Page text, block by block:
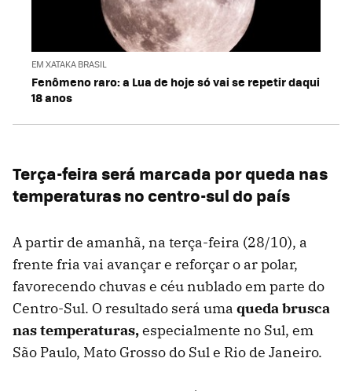
EM XATAKA BRASIL
Fenômeno raro: a Lua de hoje só vai se repetir daqui
18 anos
Terça-feira será marcada por queda nas
temperaturas no centro-sul do país
A partir de amanhã, na terça-feira (28/10), a
frente fria vai avançar e reforçar o ar polar,
favorecendo chuvas e céu nublado em parte do
Centro-Sul. O resultado será uma queda brusca
nas temperaturas,especialmente no Sul, em
São Paulo, Mato Grosso do Sul e Rio de Janeiro.